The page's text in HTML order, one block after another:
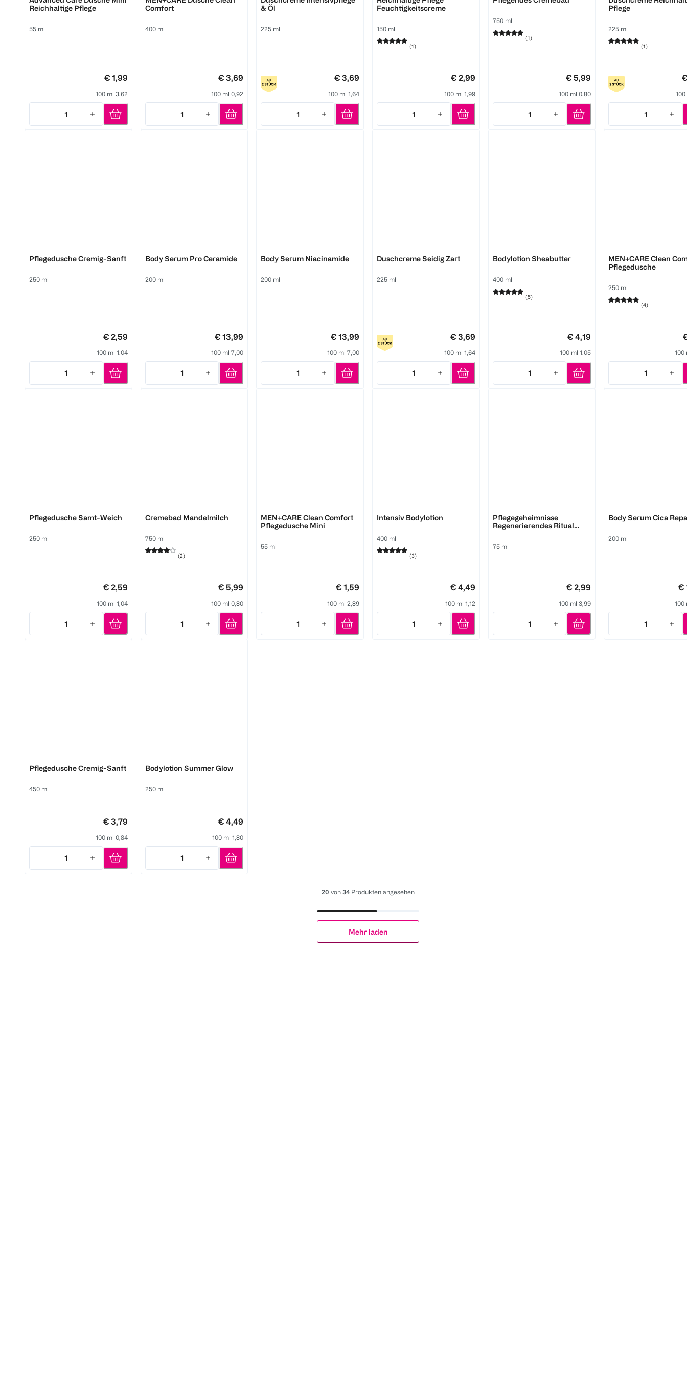
Reichhaltige Pflege
55 ml
€ 1,99
100 ml 3,62
1
Quantity: 1
Comfort
400 ml
€ 3,69
100 ml 0,92
1
Quantity: 1
& Öl
225 ml
€ 3,69
100 ml 1,64
1
Quantity: 1
Feuchtigkeitscreme
150 ml
(1)
€ 2,99
100 ml 1,99
1
Quantity: 1
750 ml
(1)
€ 5,99
100 ml 0,80
1
Quantity: 1
Pflege
225 ml
(1)
100
1
Quantity: 1
Pflegedusche Cremig-Sanft
250 ml
€ 2,59
100 ml 1,04
1
Quantity: 1
Body Serum Pro Ceramide
200 ml
€ 13,99
100 ml 7,00
1
Quantity: 1
Body Serum Niacinamide
200 ml
€ 13,99
100 ml 7,00
1
Quantity: 1
Duschcreme Seidig Zart
225 ml
€ 3,69
100 ml 1,64
1
Quantity: 1
Bodylotion Sheabutter
400 ml
(5)
€ 4,19
100 ml 1,05
1
Quantity: 1
MEN+CARE Clean
Pflegedusche
250 ml
(4)
100
1
Quantity: 1
Pflegedusche Samt-Weich
250 ml
€ 2,59
100 ml 1,04
1
Quantity: 1
Cremebad Mandelmilch
750 ml
(2)
€ 5,99
100 ml 0,80
1
Quantity: 1
MEN+CARE Clean Comfort
Pflegedusche Mini
55 ml
€ 1,59
100 ml 2,89
1
Quantity: 1
Intensiv Bodylotion
400 ml
(3)
€ 4,49
100 ml 1,12
1
Quantity: 1
Pflegegeheimnisse
Regenerierendes Ritual
75 ml
€ 2,99
100 ml 3,99
1
Quantity: 1
Body Serum Cica
200 ml
€
100
1
Quantity: 1
Pflegedusche Cremig-Sanft
450 ml
€ 3,79
100 ml 0,84
1
Quantity: 1
Bodylotion Summer Glow
250 ml
€ 4,49
100 ml 1,80
1
Quantity: 1
20 von 34 Produkten angesehen
Mehr laden